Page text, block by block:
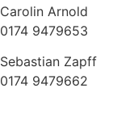
Carolin Arnold
0174 9479653
Sebastian Zapff
0174 9479662